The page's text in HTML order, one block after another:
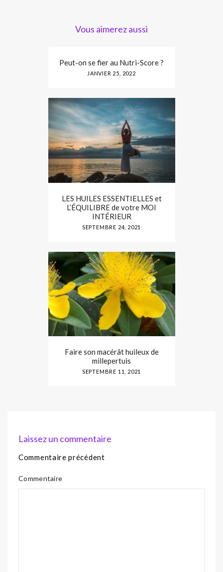
Vous aimerez aussi
Peut-on se fier au Nutri-Score ?
JANVIER 25, 2022
LES HUILES ESSENTIELLES et
L’ÉQUILIBRE de votre MOI
INTÉRIEUR
SEPTEMBRE 24, 2021
Faire son macérât huileux de
millepertuis
SEPTEMBRE 11, 2021
Laissez un commentaire
Commentaire précédent
Commentaire